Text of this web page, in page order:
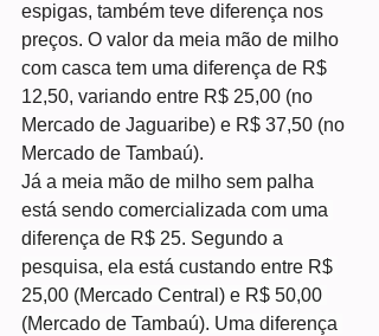
espigas, também teve diferença nos
preços. O valor da meia mão de milho
com casca tem uma diferença de R$
12,50, variando entre R$ 25,00 (no
Mercado de Jaguaribe) e R$ 37,50 (no
Mercado de Tambaú).
Já a meia mão de milho sem palha
está sendo comercializada com uma
diferença de R$ 25. Segundo a
pesquisa, ela está custando entre R$
25,00 (Mercado Central) e R$ 50,00
(Mercado de Tambaú). Uma diferença